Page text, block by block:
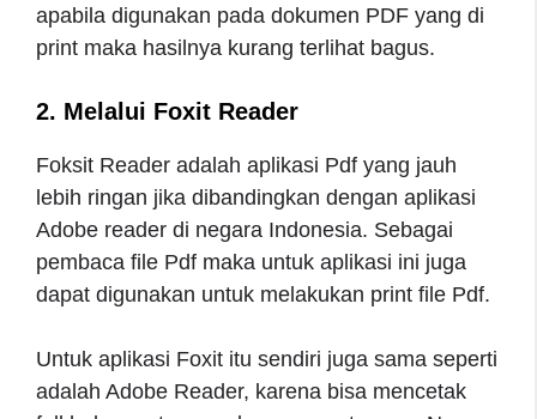
apabila digunakan pada dokumen PDF yang di
print maka hasilnya kurang terlihat bagus.
2. Melalui Foxit Reader
Foksit Reader adalah aplikasi Pdf yang jauh
lebih ringan jika dibandingkan dengan aplikasi
Adobe reader di negara Indonesia. Sebagai
pembaca file Pdf maka untuk aplikasi ini juga
dapat digunakan untuk melakukan print file Pdf.
Untuk aplikasi Foxit itu sendiri juga sama seperti
adalah Adobe Reader, karena bisa mencetak